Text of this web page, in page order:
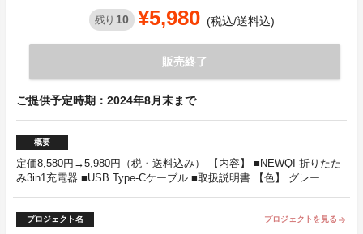
残り 10 ¥5,980 (税込/送料込)
販売終了
ご提供予定時期：2024年8月末まで
概要
定価8,580円→5,980円（税・送料込み） 【内容】 ■NEWQI 折りたた
み3in1充電器 ■USB Type-Cケーブル ■取扱説明書 【色】 グレー
プロジェクト名 プロジェクトを見る arrow_forward